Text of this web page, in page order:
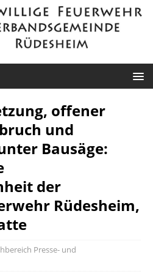
offener
und
Bausäge:
der
Rüdesheim,
Presse- und